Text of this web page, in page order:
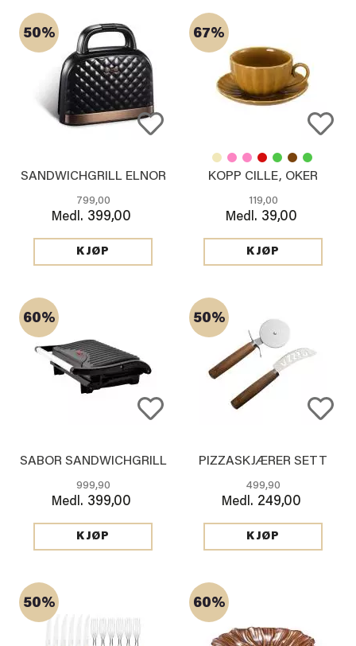
50%
SANDWICHGRILL ELNOR
799,00
Medl. 399,00
KJØP
67%
KOPP CILLE, OKER
119,00
Medl. 39,00
KJØP
60%
SABOR SANDWICHGRILL
999,90
Medl. 399,00
KJØP
50%
PIZZASKJÆRER SETT
499,90
Medl. 249,00
KJØP
50% 60%